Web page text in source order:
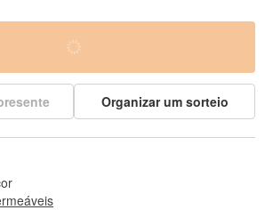
Organizar um sorteio